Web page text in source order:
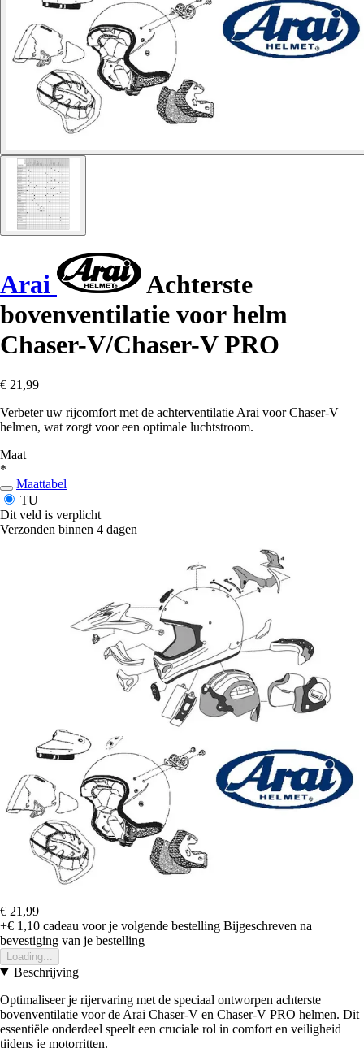
Arai
Achterste
bovenventilatie voor helm
Chaser-V/Chaser-V PRO
€ 21,99
Verbeter uw rijcomfort met de achterventilatie Arai voor Chaser-V
helmen, wat zorgt voor een optimale luchtstroom.
Maat
*
Maattabel
TU
Dit veld is verplicht
Verzonden binnen 4 dagen
€ 21,99
+€ 1,10 cadeau voor je volgende bestelling Bijgeschreven na
bevestiging van je bestelling
Loading...
Beschrijving
Optimaliseer je rijervaring met de speciaal ontworpen achterste
bovenventilatie voor de Arai Chaser-V en Chaser-V PRO helmen. Dit
essentiële onderdeel speelt een cruciale rol in comfort en veiligheid
tijdens je motorritten.